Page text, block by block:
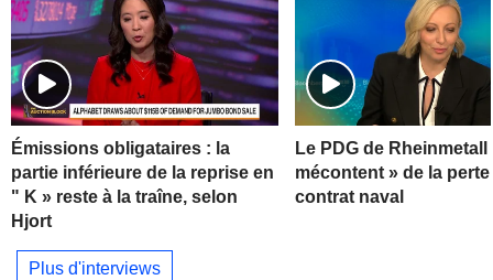
Émissions obligataires : la
partie inférieure de la reprise en
" K » reste à la traîne, selon
Hjort
Le PDG de
mécontent » de la
contrat naval
Plus d'interviews